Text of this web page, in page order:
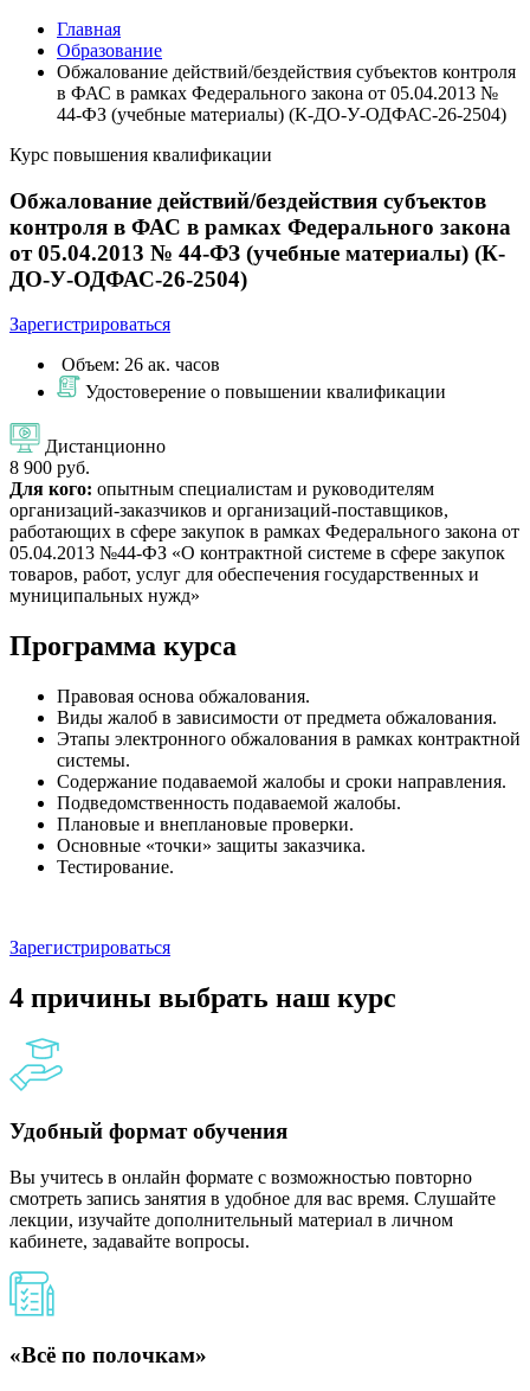
Главная
Образование
Обжалование действий/бездействия субъектов контроля
в ФАС в рамках Федерального закона от 05.04.2013 №
44-ФЗ (учебные материалы) (К-ДО-У-ОДФАС-26-2504)
Курс повышения квалификации
Обжалование действий/бездействия субъектов
контроля в ФАС в рамках Федерального закона
от 05.04.2013 № 44-ФЗ (учебные материалы) (К-
ДО-У-ОДФАС-26-2504)
Зарегистрироваться
Объем: 26 ак. часов
Удостоверение о повышении квалификации
Дистанционно
8 900 руб.
Для кого: опытным специалистам и руководителям
организаций-заказчиков и организаций-поставщиков,
работающих в сфере закупок в рамках Федерального закона от
05.04.2013 №44-ФЗ «О контрактной системе в сфере закупок
товаров, работ, услуг для обеспечения государственных и
муниципальных нужд»
Программа курса
Правовая основа обжалования.
Виды жалоб в зависимости от предмета обжалования.
Этапы электронного обжалования в рамках контрактной
системы.
Содержание подаваемой жалобы и сроки направления.
Подведомственность подаваемой жалобы.
Плановые и внеплановые проверки.
Основные «точки» защиты заказчика.
Тестирование.
Зарегистрироваться
4 причины выбрать наш курс
Удобный формат обучения
Вы учитесь в онлайн формате с возможностью повторно
смотреть запись занятия в удобное для вас время. Слушайте
лекции, изучайте дополнительный материал в личном
кабинете, задавайте вопросы.
«Всё по полочкам»